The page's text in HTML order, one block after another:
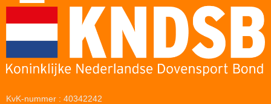
KvK-nummer : 40342242